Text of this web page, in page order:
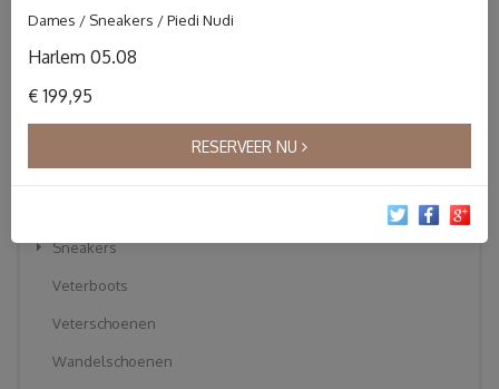
Instapper
Klittebandschoenen
Korte laarzen
Sandalen
Sneakers
Veterboots
Veterschoenen
Wandelschoenen
Dames / Sneakers / Piedi Nudi
Harlem 05.08
€ 199,95
RESERVEER NU